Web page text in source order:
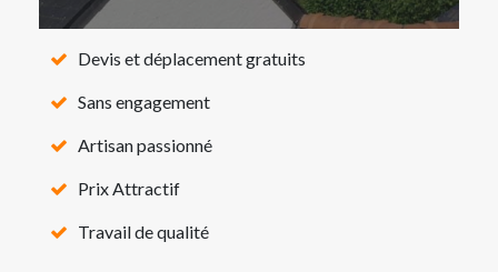
Devis et déplacement gratuits
Sans engagement
Artisan passionné
Prix Attractif
Travail de qualité